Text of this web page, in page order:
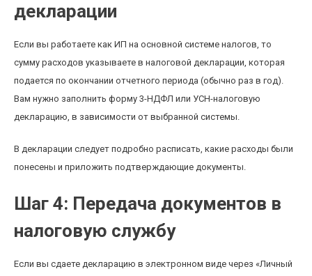
декларации
Если вы работаете как ИП на основной системе налогов, то
сумму расходов указываете в налоговой декларации, которая
подается по окончании отчетного периода (обычно раз в год).
Вам нужно заполнить форму 3-НДФЛ или УСН-налоговую
декларацию, в зависимости от выбранной системы.
В декларации следует подробно расписать, какие расходы были
понесены и приложить подтверждающие документы.
Шаг 4: Передача документов в
налоговую службу
Если вы сдаете декларацию в электронном виде через «Личный